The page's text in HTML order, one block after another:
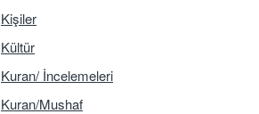
Kişiler
Kültür
Kuran/ İncelemeleri
Kuran/Mushaf